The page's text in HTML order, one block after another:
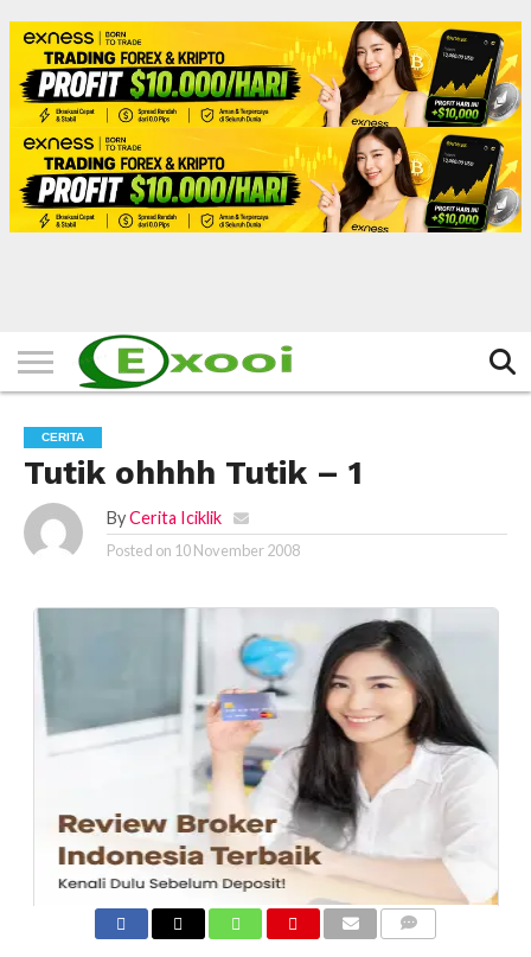
HOME
FILTER
BERITA
BIODATA
CERITA
CERPEN
EKSKLUSIF
FOTO
VIDEO
TIPS
MORE
CERITA
Tutik ohhhh Tutik – 1
By Cerita Iciklik
Posted on 10 November 2008